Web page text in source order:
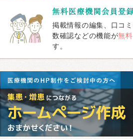
掲載情報の編集、口コ
数確認などの機能が無料
す。